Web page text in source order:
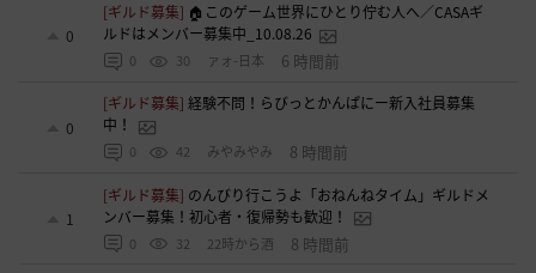
0
[ギルド募集] 🏠このゲーム世界にひとり佇む人へ／CASAギ
ルドはメンバー募集中_10.08.26
0 30 ァォ-日本 6 時間前
0
[ギルド募集]経験不問！らびっとかんぱにー新入社員募集
中！
0 42 みやみやみ 8 時間前
1
[ギルド募集] のんびり行こうよ「おねんねタイム」ギルドメ
ンバー募集！初心者・復帰勢も歓迎！
0 32 22時から酒 8 時間前